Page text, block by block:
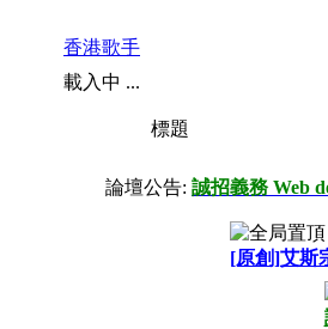
香港歌手
載入中 ...
標題
論壇公告: 誠招義務 Web
[原創]艾斯